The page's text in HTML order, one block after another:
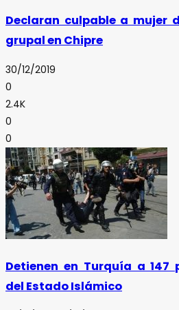
Declaran culpable a mujer
grupal en Chipre
30/12/2019
0
2.4K
0
0
Detienen en Turquía a 147
del Estado Islámico